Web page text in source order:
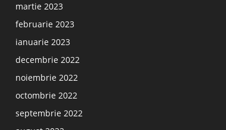
martie 2023
februarie 2023
ianuarie 2023
decembrie 2022
noiembrie 2022
octombrie 2022
septembrie 2022